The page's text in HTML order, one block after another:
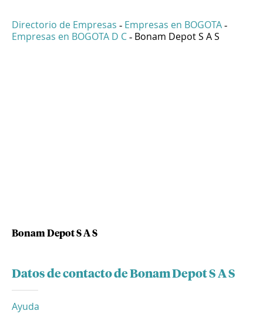
Directorio de Empresas - Empresas en BOGOTA -
Empresas en BOGOTA D C - Bonam Depot S A S
Bonam Depot S A S
Datos de contacto de Bonam Depot S A S
Ayuda